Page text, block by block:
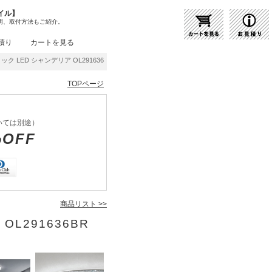
】
取付方法もご紹介。
り カートを見る
シャンデリア OL291636BR | 商品紹介 | 照明器具の通販・インテリア照明の通信販
TOPページ
は別途）
商品リスト >>
OL291636BR